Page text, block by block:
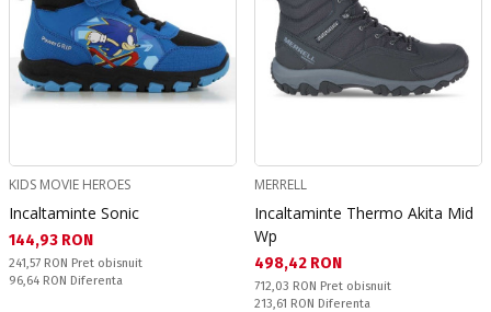
KIDS MOVIE HEROES
Incaltaminte Sonic
Текуща цена:
144,93 RON
Pret obisnuit:
241,57 RON Pret obisnuit
Спестявате:
96,64 RON Diferenta
MERRELL
Incaltaminte Thermo Akita Mid
Wp
Текуща цена:
498,42 RON
Pret obisnuit:
712,03 RON Pret obisnuit
Спестявате:
213,61 RON Diferenta